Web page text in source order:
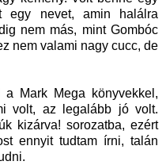
egy nevet, amin halálra
nem más, mint Gombóc
nem valami nagy cucc, de
Mark Mega könyvekkel,
volt, az legalább jó volt.
kizárva! sorozatba, ezért
ennyit tudtam írni, talán